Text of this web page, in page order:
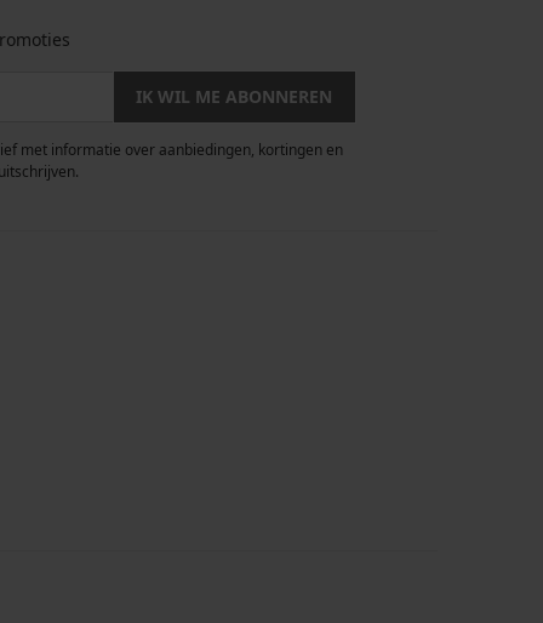
IK WIL ME ABONNEREN
met informatie over aanbiedingen, kortingen en